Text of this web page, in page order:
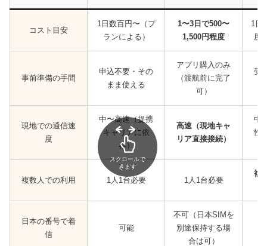
コスト目安
1日数百円〜（プ
ランによる）
1〜3日で500〜
1,500円程度
1日
度
事前準備の手間
申込不要・その
まま使える
アプリ購入のみ
（渡航前に完了
可）
受
現地での通信速
度
中〜高速（提携
キャリアに依
存）
高速（現地キャ
リア直接接続）
中
性
複数人での利用 1人1台必要 1人1台必要
複
日本の番号で着
信
可能
不可（日本SIMを
別途保持する場
合は可）
スクロールで
きます